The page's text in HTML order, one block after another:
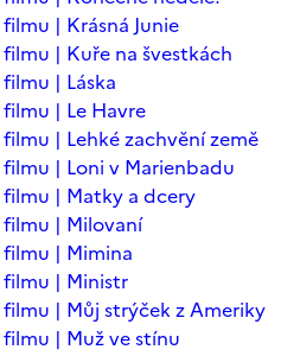
| Krásná Junie
| Kuře na švestkách
| Láska
| Le Havre
| Lehké zachvění země
| Loni v Marienbadu
| Matky a dcery
| Milovaní
| Mimina
filmu | Ministr
| Můj strýček z Ameriky
| Muž ve stínu